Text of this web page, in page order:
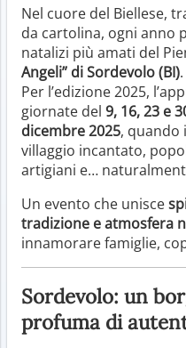
Nel cuore del Biellese,
da cartolina, ogni anno
natalizi più amati del
Angeli” di Sordevolo (BI).
Per l’edizione 2025,
giornate del 9, 16, 23 e
dicembre 2025, quando
villaggio incantato,
artigiani e…
Un evento che unisce
tradizione e atmosfera
innamorare famiglie,
Sordevolo: un
profuma di